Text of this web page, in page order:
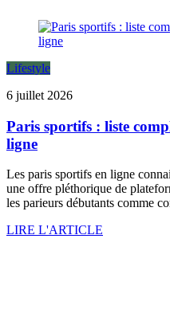
Lifestyle
6 juillet 2026
Paris sportifs : liste
ligne
Les paris sportifs en ligne
une offre pléthorique de
les parieurs débutants comme
LIRE L'ARTICLE